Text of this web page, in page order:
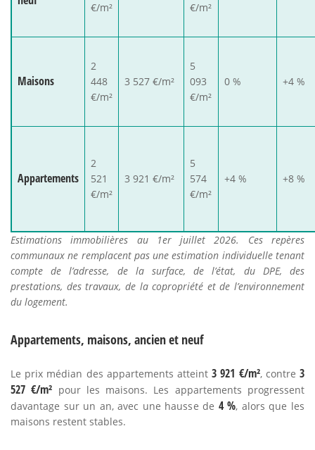
€/m² €/m²
Maisons
2
448
€/m²
3 527 €/m²
5
093
€/m²
0 % +4 %
Appartements
2
521
€/m²
3 921 €/m²
5
574
€/m²
+4 % +8 %
Estimations immobilières au 1er juillet 2026. Ces repères
communaux ne remplacent pas une estimation individuelle tenant
compte de l’adresse, de la surface, de l’état, du DPE, des
prestations, des travaux, de la copropriété et de l’environnement
du logement.
Appartements, maisons, ancien et neuf
Le prix médian des appartements atteint3 921 €/m², contre3
527 €/m² pour les maisons. Les appartements progressent
davantage sur un an, avec une hausse de 4 %, alors que les
maisons restent stables.